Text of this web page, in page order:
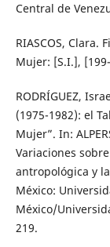
Central de
RIASCOS, Clara.
Mujer: [S.I.],
RODRÍGUEZ,
(1975-1982): el
Mujer”. In:
Variaciones
antropológica y
México:
México/
219.